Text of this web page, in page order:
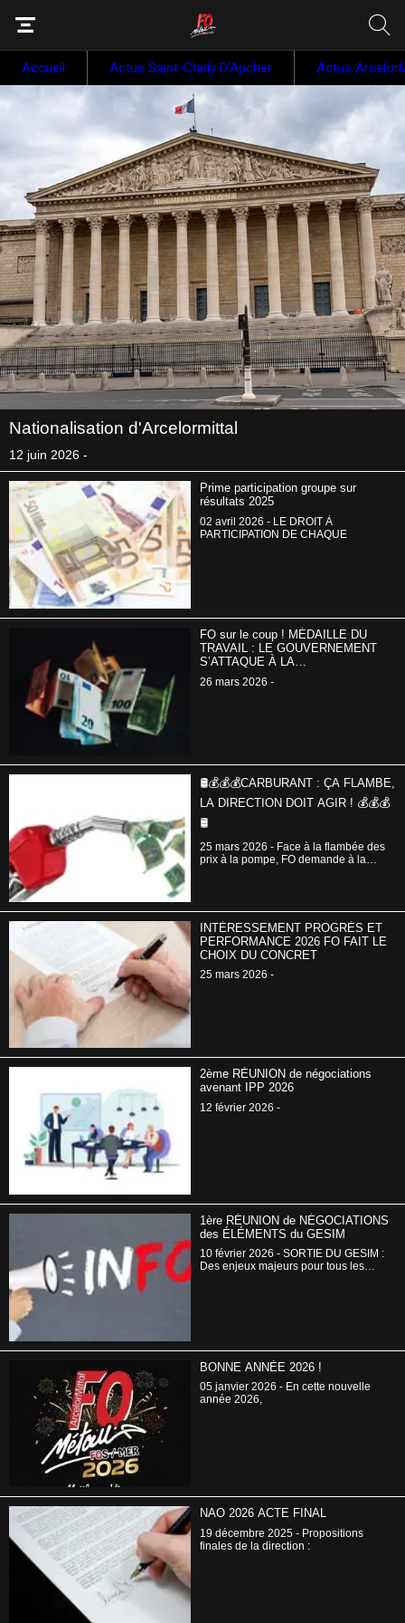
Accueil Actus Saint-Chely D'Apcher Actus
Nationalisation d'Arcelormittal
12 juin 2026 -
Prime participation groupe sur
résultats 2025
02 avril 2026 - LE DROIT À
PARTICIPATION DE CHAQUE
FO sur le coup ! MÉDAILLE DU
TRAVAIL : LE GOUVERNEMENT
S’ATTAQUE À LA
RECONNAISSANCE DE VOS
ANNÉES DE CARRIÈRE
26 mars 2026 -
🛢️💰💰💰CARBURANT : ÇA FLAMBE,
LA DIRECTION DOIT AGIR ! 💰💰💰
🛢️
25 mars 2026 - Face à la flambée des
prix à la pompe, FO demande à la
INTÉRESSEMENT PROGRÈS ET
PERFORMANCE 2026 FO FAIT LE
CHOIX DU CONCRET
25 mars 2026 -
2ème RÉUNION de négociations
avenant IPP 2026
12 février 2026 -
1ère RÉUNION de NÉGOCIATIONS
des ÉLÉMENTS du GESIM
10 février 2026 - SORTIE DU GESIM :
Des enjeux majeurs pour tous les
BONNE ANNÉE 2026 !
05 janvier 2026 - En cette nouvelle
année 2026,
NAO 2026 ACTE FINAL
19 décembre 2025 - Propositions
finales de la direction :